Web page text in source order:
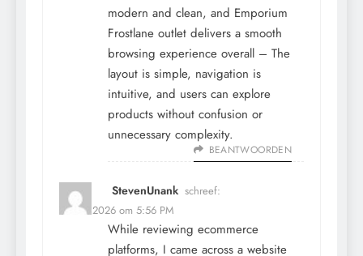
modern and clean, and Emporium
Frostlane outlet delivers a smooth
browsing experience overall – The
layout is simple, navigation is
intuitive, and users can explore
products without confusion or
unnecessary complexity.
BEANTWOORDEN
StevenUnank schreef:
12 mei 2026 om 5:56 PM
While reviewing ecommerce
platforms, I came across a website